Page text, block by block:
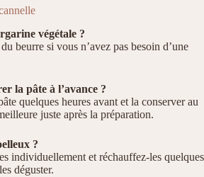
végétale ?
beurre si vous n’avez pas besoin d’une
la pâte à l’avance ?
quelques heures avant et la conserver au
juste après la préparation.
?
individuellement et réchauffez-les quelques
déguster.